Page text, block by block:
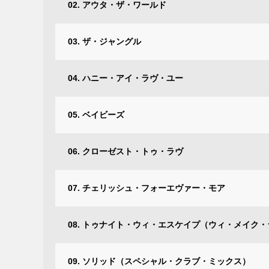
02. アウタ・ザ・ワールド
03. ザ・ジャングル
04. ハニー・アイ・ラヴ・ユー
05. ベイビーズ
06. クローゼスト・トゥ・ラヴ
07. チェリッシュ・フォーエヴァー・モア
08. トゥナイト・ウィ・エスケイプ（ウィ・メイク
09. ソリッド（スペシャル・クラブ・ミックス）